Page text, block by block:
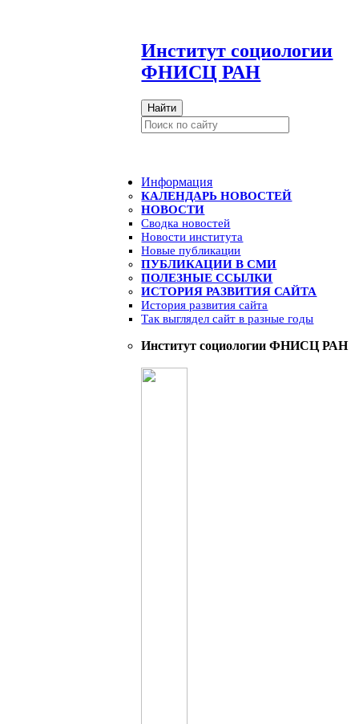
Институт социологии
ФНИСЦ РАН
Найти
Информация
КАЛЕНДАРЬ НОВОСТЕЙ
НОВОСТИ
Сводка новостей
Новости института
Новые публикации
ПУБЛИКАЦИИ В СМИ
ПОЛЕЗНЫЕ ССЫЛКИ
ИСТОРИЯ РАЗВИТИЯ САЙТА
История развития сайта
Так выглядел сайт в разные годы
Институт социологии ФНИСЦ РАН